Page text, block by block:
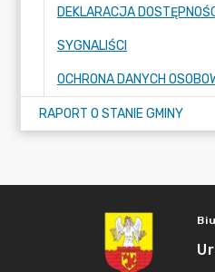
DEKLARACJA
SYGNALIŚCI
OCHRONA DANYCH
RAPORT O STANIE GMINY